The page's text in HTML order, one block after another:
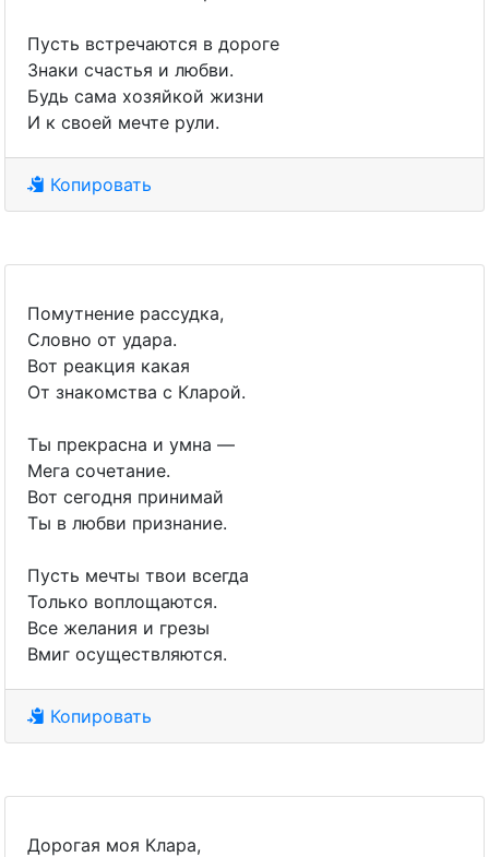
Пусть встречаются в дороге
Знаки счастья и любви.
Будь сама хозяйкой жизни
И к своей мечте рули.
Копировать
Помутнение рассудка,
Словно от удара.
Вот реакция какая
От знакомства с Кларой.
Ты прекрасна и умна —
Мега сочетание.
Вот сегодня принимай
Ты в любви признание.
Пусть мечты твои всегда
Только воплощаются.
Все желания и грезы
Вмиг осуществляются.
Копировать
Дорогая моя Клара,